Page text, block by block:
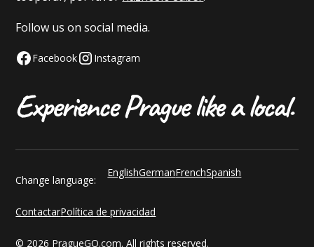
Follow us on social media.
Facebook Instagram
© 2026 PragueGO.com. All rights reserved.
ContactarPolítica de privacidad
Change language:
EnglishGermanFrenchSpanish